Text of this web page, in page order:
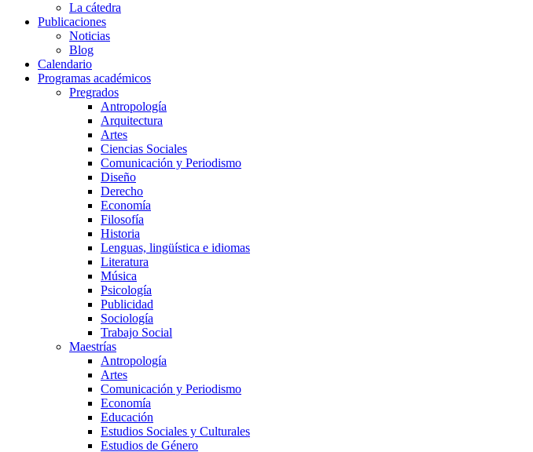
La cátedra
Publicaciones
Noticias
Blog
Calendario
Programas académicos
Pregrados
Antropología
Arquitectura
Artes
Ciencias Sociales
Comunicación y Periodismo
Diseño
Derecho
Economía
Filosofía
Historia
Lenguas, lingüística e idiomas
Literatura
Música
Psicología
Publicidad
Sociología
Trabajo Social
Maestrías
Antropología
Artes
Comunicación y Periodismo
Economía
Educación
Estudios Sociales y Culturales
Estudios de Género